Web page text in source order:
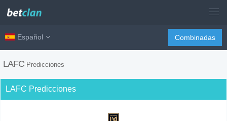
Español Combinadas
LAFC Predicciones
LAFC Predicciones